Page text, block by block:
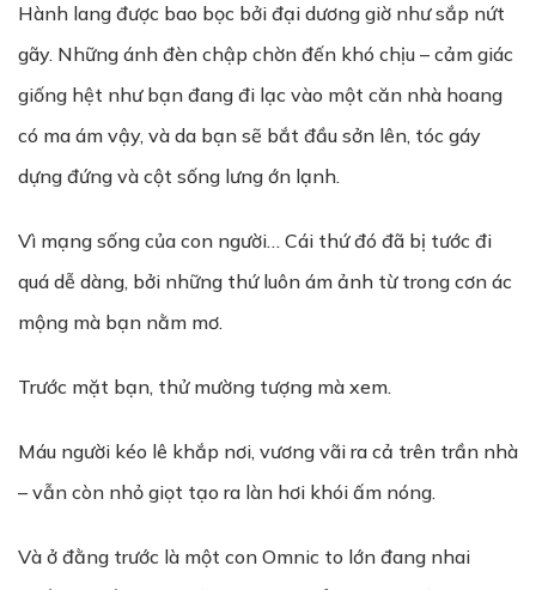
Hành lang được bao bọc bởi đại dương giờ như sắp nứt
gãy. Những ánh đèn chập chờn đến khó chịu – cảm giác
giống hệt như bạn đang đi lạc vào một căn nhà hoang
có ma ám vậy, và da bạn sẽ bắt đầu sởn lên, tóc gáy
dựng đứng và cột sống lưng ớn lạnh.
Vì mạng sống của con người… Cái thứ đó đã bị tước đi
quá dễ dàng, bởi những thứ luôn ám ảnh từ trong cơn ác
mộng mà bạn nằm mơ.
Trước mặt bạn, thử mường tượng mà xem.
Máu người kéo lê khắp nơi, vương vãi ra cả trên trần nhà
– vẫn còn nhỏ giọt tạo ra làn hơi khói ấm nóng.
Và ở đằng trước là một con Omnic to lớn đang nhai